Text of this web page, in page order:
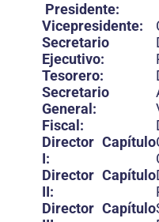
Presidente:
Vicepresidente:
Secretario
Ejecutivo:
Tesorero:
Secretario
General:
Fiscal:
Director Capítulo
I:
Director Capítulo
II:
Director Capítulo